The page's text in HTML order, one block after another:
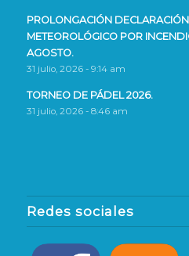
PROLONGACIÓN
METEOROLÓGICO POR
AGOSTO.
31 julio, 2026 - 9:14 am
TORNEO DE PÁDEL 2026.
31 julio, 2026 - 8:46 am
Redes sociales